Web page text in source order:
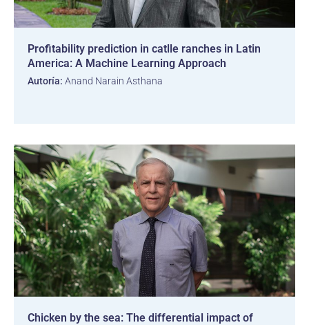
Profitability prediction in catlle ranches in Latin
America: A Machine Learning Approach
Autoría: Anand Narain Asthana
Chicken by the sea: The differential impact of